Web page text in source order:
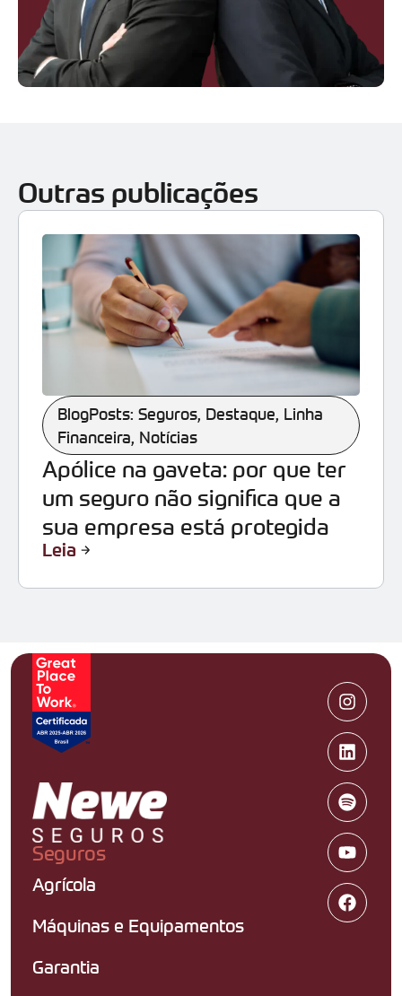
Outras publicações
BlogPosts: Seguros, Destaque, Linha
Financeira, Notícias
Apólice na gaveta: por que ter
um seguro não significa que a
sua empresa está protegida
Leia
Seguros
Agrícola
Máquinas e Equipamentos
Garantia